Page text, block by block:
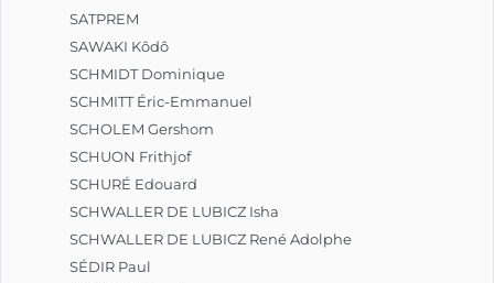
SATPREM
SAWAKI Kôdô
SCHMIDT Dominique
SCHMITT Éric-Emmanuel
SCHOLEM Gershom
SCHUON Frithjof
SCHURÉ Edouard
SCHWALLER DE LUBICZ Isha
SCHWALLER DE LUBICZ René Adolphe
SÉDIR Paul